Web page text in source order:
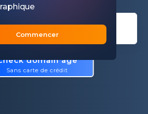
Domain entry form for site
domain age
Sans carte de crédit
Commencer